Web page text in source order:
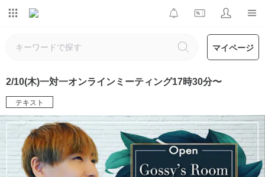
マイページ
2/10(木)一対一オンラインミーティング17時30分〜
テキスト